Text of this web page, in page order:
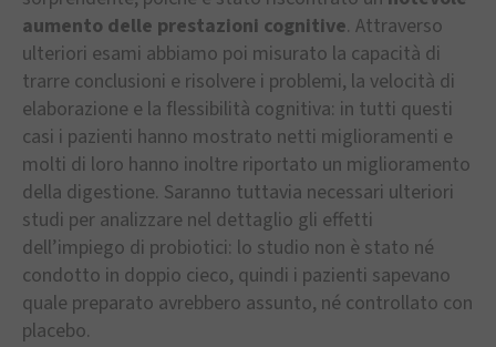
aumento delle prestazioni cognitive. Attraverso
ulteriori esami abbiamo poi misurato la capacità di
trarre conclusioni e risolvere i problemi, la velocità di
elaborazione e la flessibilità cognitiva: in tutti questi
casi i pazienti hanno mostrato netti miglioramenti e
molti di loro hanno inoltre riportato un miglioramento
della digestione. Saranno tuttavia necessari ulteriori
studi per analizzare nel dettaglio gli effetti
dell’impiego di probiotici: lo studio non è stato né
condotto in doppio cieco, quindi i pazienti sapevano
quale preparato avrebbero assunto, né controllato con
placebo.